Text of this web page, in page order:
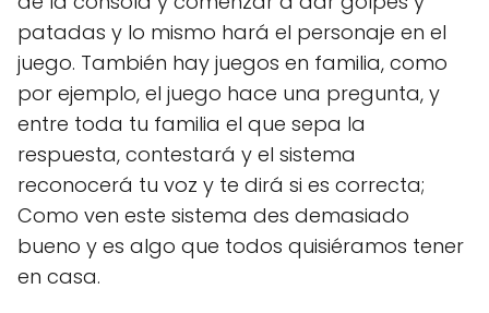
patadas y lo mismo hará el personaje en el
juego. También hay juegos en familia, como
por ejemplo, el juego hace una pregunta, y
entre toda tu familia el que sepa la
respuesta, contestará y el sistema
reconocerá tu voz y te dirá si es correcta;
Como ven este sistema des demasiado
bueno y es algo que todos quisiéramos tener
en casa.